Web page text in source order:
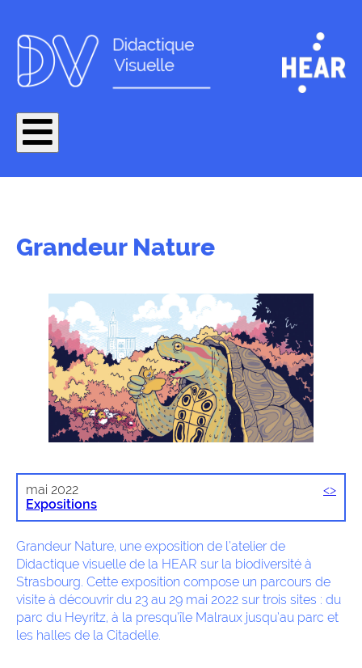
Grandeur Nature
mai 2022
Expositions
<>
Grandeur Nature, une exposition de l’atelier de
Didactique visuelle de la HEAR sur la biodiversité à
Strasbourg. Cette exposition compose un parcours de
visite à découvrir du 23 au 29 mai 2022 sur trois sites : du
parc du Heyritz, à la presqu’île Malraux jusqu’au parc et
les halles de la Citadelle.